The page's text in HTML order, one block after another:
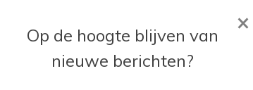
Op de hoogte blijven van
nieuwe berichten?
×